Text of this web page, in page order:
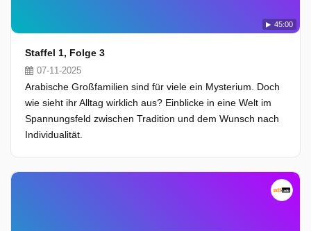
45:00
Staffel 1, Folge 3
07-11-2025
Arabische Großfamilien sind für viele ein Mysterium. Doch
wie sieht ihr Alltag wirklich aus? Einblicke in eine Welt im
Spannungsfeld zwischen Tradition und dem Wunsch nach
Individualität.